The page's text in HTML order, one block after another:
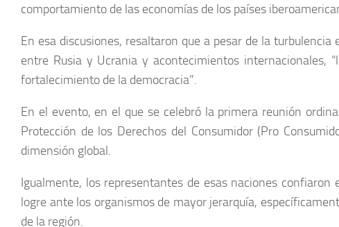
comportamiento de las economías de los países
En esa discusiones, resaltaron que a pesar de la
entre Rusia y Ucrania y acontecimientos internacionales,
fortalecimiento de la democracia”.
En el evento, en el que se celebró la primera reunión
Protección de los Derechos del Consumidor (Pro
dimensión global.
Igualmente, los representantes de esas naciones
logre ante los organismos de mayor jerarquía,
de la región.